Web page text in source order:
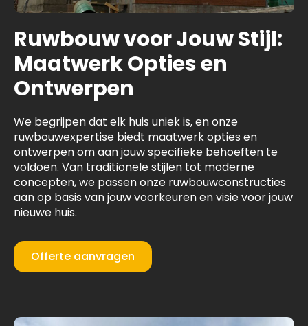
Ruwbouw voor Jouw Stijl:
Maatwerk Opties en
Ontwerpen
We begrijpen dat elk huis uniek is, en onze
ruwbouwexpertise biedt maatwerk opties en
ontwerpen om aan jouw specifieke behoeften te
voldoen. Van traditionele stijlen tot moderne
concepten, we passen onze ruwbouwconstructies
aan op basis van jouw voorkeuren en visie voor jouw
nieuwe huis.
Offerte aanvragen